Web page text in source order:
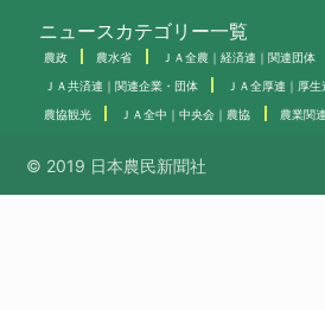
ニュースカテゴリー一覧
農政 農水省 ＪＡ全農｜経済連｜関連団体
ＪＡ共済連｜関連企業・団体 ＪＡ全厚連｜厚
農協観光 ＪＡ全中｜中央会｜農協 農業関
© 2019 日本農民新聞社